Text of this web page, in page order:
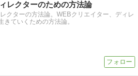
レクターのための方法論
クターの方法論。WEBクリエイター、ディレ
きていくための方法論。